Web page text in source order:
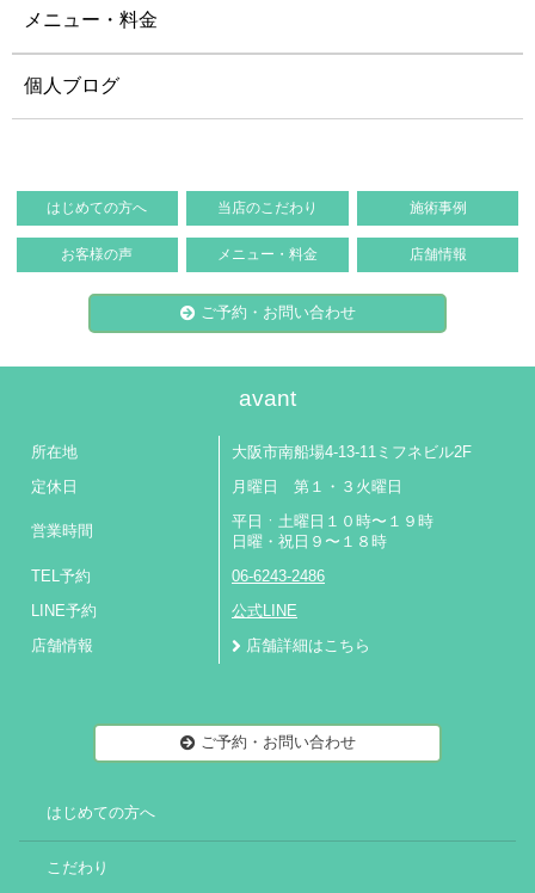
メニュー・料金
個人ブログ
はじめての方へ 当店のこだわり 施術事例
お客様の声 メニュー・料金 店舗情報
ご予約・お問い合わせ
avant
所在地 大阪市南船場4-13-11ミフネビル2F
定休日 月曜日 第１・３火曜日
営業時間
平日ㆍ土曜日１０時〜１９時
日曜・祝日９〜１８時
TEL予約 06-6243-2486
LINE予約 公式LINE
店舗情報 店舗詳細はこちら
ご予約・お問い合わせ
はじめての方へ
こだわり